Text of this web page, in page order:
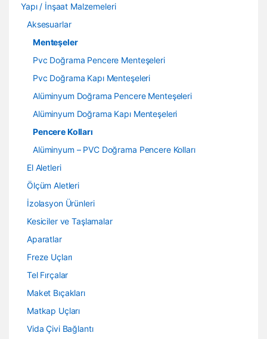
Yapı / İnşaat Malzemeleri
Aksesuarlar
Menteşeler
Pvc Doğrama Pencere Menteşeleri
Pvc Doğrama Kapı Menteşeleri
Alüminyum Doğrama Pencere Menteşeleri
Alüminyum Doğrama Kapı Menteşeleri
Pencere Kolları
Alüminyum – PVC Doğrama Pencere Kolları
El Aletleri
Ölçüm Aletleri
İzolasyon Ürünleri
Kesiciler ve Taşlamalar
Aparatlar
Freze Uçları
Tel Fırçalar
Maket Bıçakları
Matkap Uçları
Vida Çivi Bağlantı